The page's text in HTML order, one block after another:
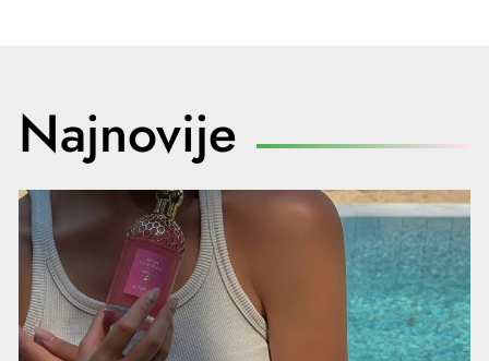
Najnovije